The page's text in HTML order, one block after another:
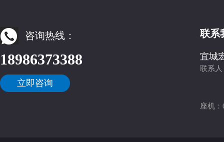
咨询热线：
18986373388
立即咨询
联系
宜城
联系
座机